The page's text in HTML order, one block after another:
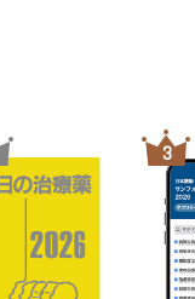
くすると体調を崩し，
日誌を活用した事例
患者の摂食状況を改
・転落を予防した事例
大切にしていること）
暮らしが支えられた
3